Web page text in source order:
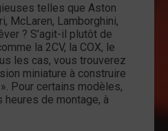
telles que Aston
McLaren, Lamborghini,
? S’agit-il plutôt de
la 2CV, la COX, le
les cas, vous trouverez
miniature à construire
Pour certains modèles,
de montage, à